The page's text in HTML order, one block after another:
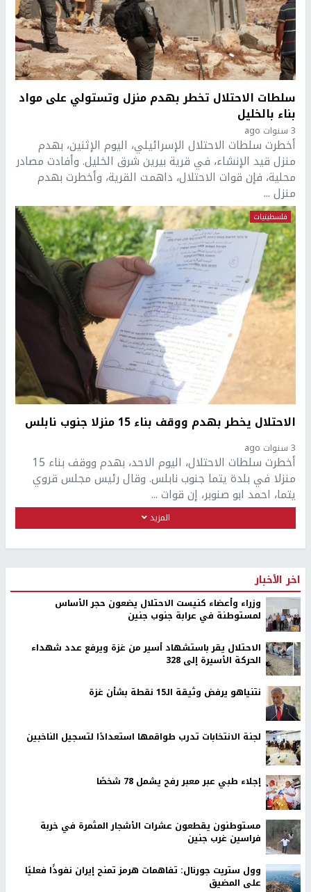
سلطات الاحتلال تخطر بهدم منزل وتستولي على مواد
بناء بالخليل
3 سنوات ago
أخطرت سلطات الاحتلال الإسرائيلي، اليوم الإثنين، بهدم
منزل قيد الإنشاء، في قرية بيرين شرق الخليل. وأفادت مصادر
محلية، فإن قوات الاحتلال، داهمت القرية، وأخطرت بهدم
منزل ...
فلسطينيات
الاحتلال يخطر بهدم ووقف بناء 15 منزلا جنوب نابلس
3 سنوات ago
أخطرت سلطات الاحتلال، اليوم الاحد، بهدم ووقف بناء 15
منزلا في بلدة يتما جنوب نابلس. وقال رئيس مجلس قروي
يتما، احمد ابو صنوبر، إن قوات ...
المزيد
اخر الأخبار
وزراء وأعضاء كنيست الاحتلال يضعون حجر الأساس
لمستوطنة في عرابة جنوب جنين
الاحتلال يقر باستشهاد أسير من غزة ويرفع عدد شهداء
الحركة الأسيرة إلى 328
نتنياهو يرفض وثيقة الـ15 نقطة بشأن غزة
لجنة الانتخابات تدرب طواقمها استعدادًا لتسجيل الناخبين
إجلاء طبي عبر معبر رفح يشمل 78 شخصًا
مستوطنون يقطعون عشرات الأشجار المثمرة في خربة
فراسين غرب جنين
وول ستريت جورنال: تفاهمات هرمز تمنح إيران نفوذًا فعليًا
على المضيق